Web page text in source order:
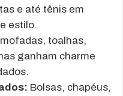
e até tênis em
estilo.
toalhas,
ganham charme
Bolsas, chapéus,